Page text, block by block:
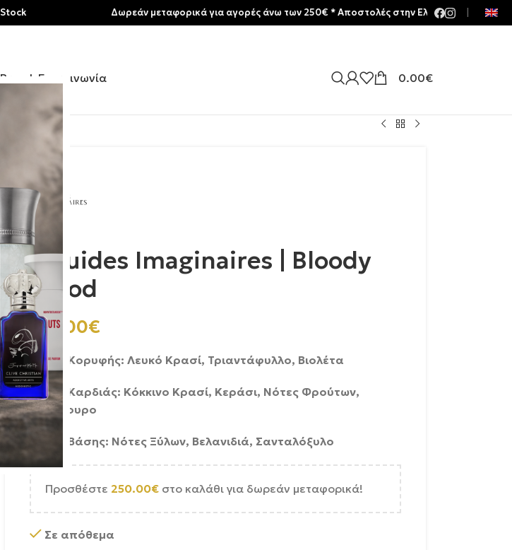
Brands Επικοινωνία 0.00€
Liquides Imaginaires | Bloody
Wood
210.00€
Νότες Κορυφής: Λευκό Κρασί, Τριαντάφυλλο, Βιολέτα
Νότες Καρδιάς: Κόκκινο Κρασί, Κεράσι, Νότες Φρούτων,
Βατόμουρο
Νότες Βάσης: Νότες Ξύλων, Βελανιδιά, Σανταλόξυλο
Προσθέστε 250.00€στο καλάθι για δωρεάν μεταφορικά!
Σε απόθεμα
Δωρεάν μεταφορικά για αγορές άνω των 250€ * Aποστολές στην Ελλάδα | Meltemia